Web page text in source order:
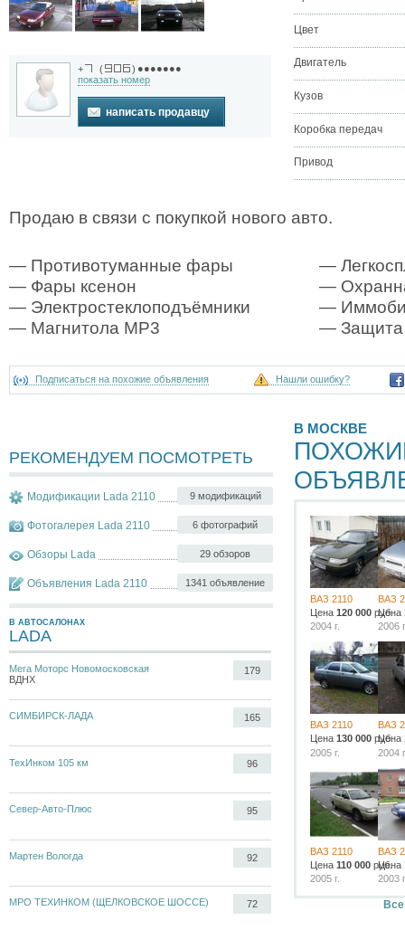
+ ( ) ●●●●●●●
показать номер
написать продавцу
Цвет
Двигатель
Кузов
Коробка передач
Привод
Продаю в связи с покупкой нового авто.
— Противотуманные фары
— Фары ксенон
— Электростеклоподъёмники
— Магнитола MP3
—
—
—
— Защита
Подписаться на похожие объявления Нашли ошибку?
РЕКОМЕНДУЕМ ПОСМОТРЕТЬ
9 модификаций
Модификации Lada 2110
6 фотографий
Фотогалерея Lada 2110
29 обзоров
Обзоры Lada
1341 объявление
Объявления Lada 2110
В АВТОСАЛОНАХ
LADA
Мега Моторс Новомосковская
ВДНХ
179
СИМБИРСК-ЛАДА 165
ТехИнком 105 км 96
Север-Авто-Плюс 95
Мартен Вологда 92
МРО ТЕХИНКОМ (ЩЕЛКОВСКОЕ ШОССЕ) 72
В МОСКВЕ
ВАЗ 2110
Цена 120 000 руб.
2004 г.
ВАЗ
Цена
2006
ВАЗ 2110
Цена 130 000 руб.
2005 г.
ВАЗ
Цена
2004
ВАЗ 2110
Цена 110 000 руб.
2005 г.
ВАЗ
Цена
2003